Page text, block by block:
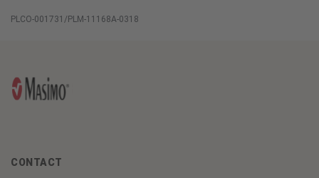
PLCO-001731/PLM-11168A-0318
CONTACT